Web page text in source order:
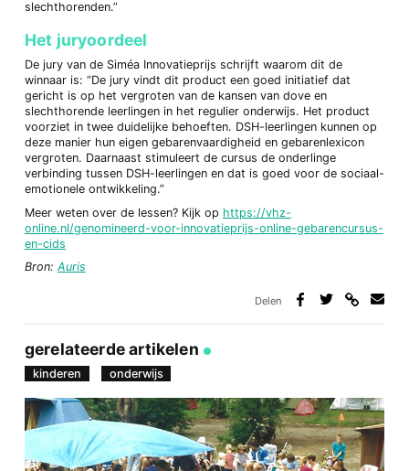
slechthorenden.”
Het juryoordeel
De jury van de Siméa Innovatieprijs schrijft waarom dit de
winnaar is: “De jury vindt dit product een goed initiatief dat
gericht is op het vergroten van de kansen van dove en
slechthorende leerlingen in het regulier onderwijs. Het product
voorziet in twee duidelijke behoeften. DSH-leerlingen kunnen op
deze manier hun eigen gebarenvaardigheid en gebarenlexicon
vergroten. Daarnaast stimuleert de cursus de onderlinge
verbinding tussen DSH-leerlingen en dat is goed voor de sociaal-
emotionele ontwikkeling.”
Meer weten over de lessen? Kijk op https://vhz-
online.nl/genomineerd-voor-innovatieprijs-online-gebarencursus-
en-cids
Bron: Auris
Delen
gerelateerde artikelen
kinderen onderwijs